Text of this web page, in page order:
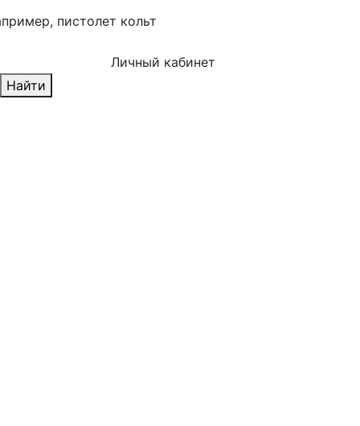
пистолет кольт
Личный кабинет
Найти